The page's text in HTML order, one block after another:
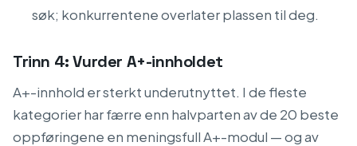
søk; konkurrentene overlater plassen til deg.
Trinn 4: Vurder A+-innholdet
A+-innhold er sterkt underutnyttet. I de fleste
kategorier har færre enn halvparten av de 20 beste
oppføringene en meningsfull A+-modul — og av